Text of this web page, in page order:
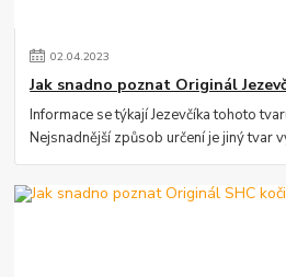
02.04.2023
Jak snadno poznat Originál
Informace se týkají Jezevčíka tohoto
Nejsnadnější způsob určení je jiný tvar